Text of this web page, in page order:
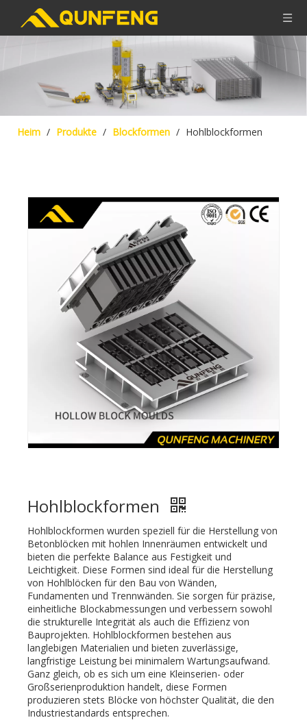
Heim / Produkte / Blockformen / Hohlblockformen
Hohlblockformen
Hohlblockformen wurden speziell für die Herstellung von
Betonblöcken mit hohlen Innenräumen entwickelt und
bieten die perfekte Balance aus Festigkeit und
Leichtigkeit. Diese Formen sind ideal für die Herstellung
von Hohlblöcken für den Bau von Wänden,
Fundamenten und Trennwänden. Sie sorgen für präzise, ​​
einheitliche Blockabmessungen und verbessern sowohl
die strukturelle Integrität als auch die Effizienz von
Bauprojekten. Hohlblockformen bestehen aus
langlebigen Materialien und bieten zuverlässige,
langfristige Leistung bei minimalem Wartungsaufwand.
Ganz gleich, ob es sich um eine Kleinserien- oder
Großserienproduktion handelt, diese Formen
produzieren stets Blöcke von höchster Qualität, die den
Industriestandards entsprechen.